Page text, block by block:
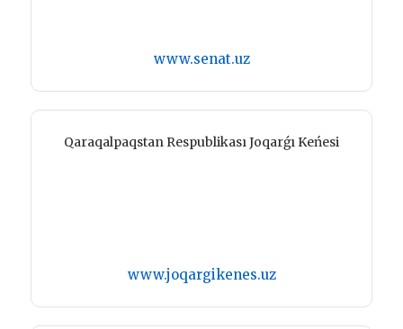
www.senat.uz
Qaraqalpaqstan Respublikası Joqarǵı Keńesi
www.joqargikenes.uz